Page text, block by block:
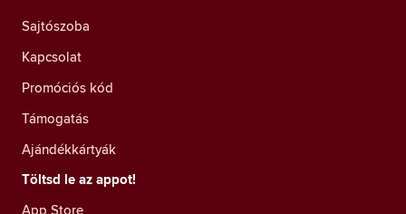
Sajtószoba
Kapcsolat
Promóciós kód
Támogatás
Ajándékkártyák
Töltsd le az appot!
App Store